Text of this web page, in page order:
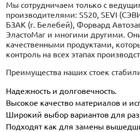
Мы сотрудничаем только с
производителями: SS20, SEVI
БЗАК (г. Белебей), Форвард
ЭластоМаг и многими другими.
качественными продуктами,
контроль на всех этапах
Преимущества наших стоек
Надежность и долговечность.
Высокое качество материалов и
Широкий выбор вариантов для
Подходят как для замены